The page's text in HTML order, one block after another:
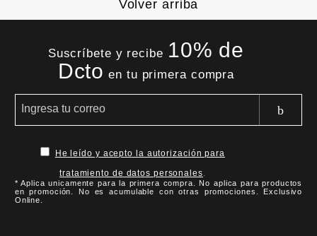
Volver arriba
Suscríbete y recibe 10% de
Dcto en tu primera compra
He leído y acepto la autorización para
tratamiento de datos personales.
* Aplica unicamente para la primera compra. No aplica para productos
en promoción. No es acumulable con otras promociones. Exclusivo
Online.